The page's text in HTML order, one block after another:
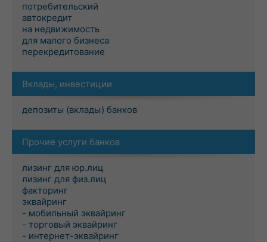
потребительский
автокредит
на недвижимость
для малого бизнеса
перекредитование
Вклады, инвестиции
депозиты (вклады) банков
Прочие услуги банков
лизинг для юр.лиц
лизинг для физ.лиц
факторинг
эквайринг
- мобильный эквайринг
- торговый эквайринг
- интернет-эквайринг